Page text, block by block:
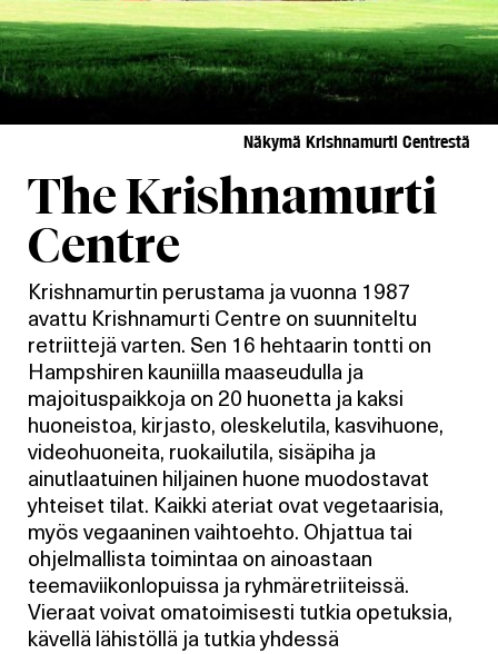
Näkymä Krishnamurti Centrestä
The Krishnamurti
Centre
Krishnamurtin perustama ja vuonna 1987
avattu Krishnamurti Centre on suunniteltu
retriittejä varten. Sen 16 hehtaarin tontti on
Hampshiren kauniilla maaseudulla ja
majoituspaikkoja on 20 huonetta ja kaksi
huoneistoa, kirjasto, oleskelutila, kasvihuone,
videohuoneita, ruokailutila, sisäpiha ja
ainutlaatuinen hiljainen huone muodostavat
yhteiset tilat. Kaikki ateriat ovat vegetaarisia,
myös vegaaninen vaihtoehto. Ohjattua tai
ohjelmallista toimintaa on ainoastaan
teemaviikonlopuissa ja ryhmäretriiteissä.
Vieraat voivat omatoimisesti tutkia opetuksia,
kävellä lähistöllä ja tutkia yhdessä